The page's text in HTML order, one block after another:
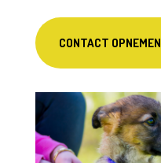
CONTACT OPNEMEN